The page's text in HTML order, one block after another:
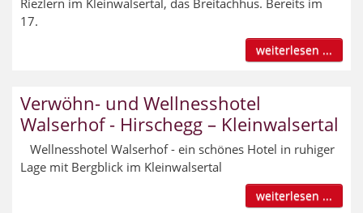
17.
weiterlesen ...
Verwöhn- und Wellnesshotel
Walserhof - Hirschegg – Kleinwalsertal
Wellnesshotel Walserhof - ein schönes Hotel in ruhiger
Lage mit Bergblick im Kleinwalsertal
weiterlesen ...